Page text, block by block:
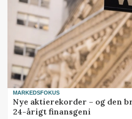
MARKEDSFOKUS
Nye aktierekorder – og den
24-årigt finansgeni